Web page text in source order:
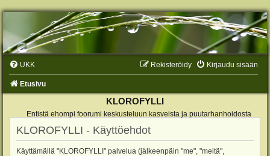
UKK Kirjaudu sisään
Rekisteröidy
Etusivu
KLOROFYLLI
Entistä ehompi foorumi keskusteluun kasveista ja puutarhanhoidosta
KLOROFYLLI - Käyttöehdot
Käyttämällä "KLOROFYLLI" palvelua (jälkeenpäin "me", "meitä",